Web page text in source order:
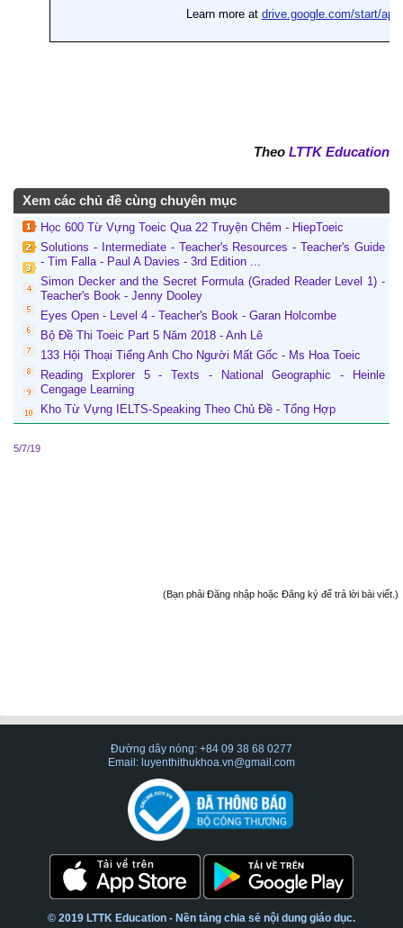
Theo LTTK Education
Xem các chủ đề cùng chuyên mục
Học 600 Từ Vựng Toeic Qua 22 Truyện Chêm - HiepToeic
Solutions - Intermediate - Teacher's Resources - Teacher's Guide
- Tim Falla - Paul A Davies - 3rd Edition ...
Simon Decker and the Secret Formula (Graded Reader Level 1) -
Teacher's Book - Jenny Dooley
Eyes Open - Level 4 - Teacher's Book - Garan Holcombe
Bộ Đề Thi Toeic Part 5 Năm 2018 - Anh Lê
133 Hội Thoại Tiếng Anh Cho Người Mất Gốc - Ms Hoa Toeic
Reading Explorer 5 - Texts - National Geographic - Heinle
Cengage Learning
Kho Từ Vựng IELTS-Speaking Theo Chủ Đề - Tổng Hợp
5/7/19
(Bạn phải Đăng nhập hoặc Đăng ký để trả lời bài viết.)
Đường dây nóng: +84 09 38 68 0277
Email: luyenthithukhoa.vn@gmail.com
© 2019 LTTK Education - Nền tảng chia sẻ nội dung giáo dục.